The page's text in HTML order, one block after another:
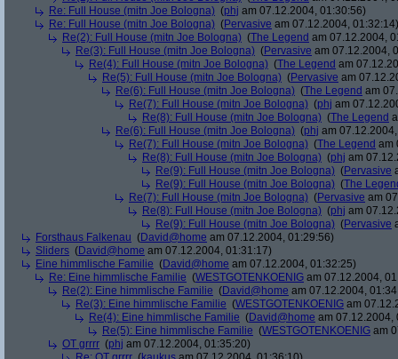
Re: Full House (mitn Joe Bologna) (phj am 07.12.2004, 01:30:56)
Re: Full House (mitn Joe Bologna) (Pervasive am 07.12.2004, 01:32:14)
Re(2): Full House (mitn Joe Bologna) (The Legend am 07.12.2004,
Re(3): Full House (mitn Joe Bologna) (Pervasive am 07.12.2004,
Re(4): Full House (mitn Joe Bologna) (The Legend am
Re(5): Full House (mitn Joe Bologna) (Pervasive am
Re(6): Full House (mitn Joe Bologna) (The Legend am
Re(7): Full House (mitn Joe Bologna) (phj am
Re(8): Full House (mitn Joe Bologna) (The Legend
Re(6): Full House (mitn Joe Bologna) (phj am
Re(7): Full House (mitn Joe Bologna) (The Legend am
Re(8): Full House (mitn Joe Bologna) (phj am
Re(9): Full House (mitn Joe Bologna) (Pervasive
Re(9): Full House (mitn Joe Bologna) (The
Re(7): Full House (mitn Joe Bologna) (Pervasive am
Re(8): Full House (mitn Joe Bologna) (phj am
Re(9): Full House (mitn Joe Bologna) (Pervasive
Forsthaus Falkenau (David@home am 07.12.2004, 01:29:56)
Sliders (David@home am 07.12.2004, 01:31:17)
Eine himmlische Familie (David@home am 07.12.2004, 01:32:25)
Re: Eine himmlische Familie (WESTGOTENKOENIG am 07.12.2004,
Re(2): Eine himmlische Familie (David@home am 07.12.2004,
Re(3): Eine himmlische Familie (WESTGOTENKOENIG am
Re(4): Eine himmlische Familie (David@home am 07.12.2004,
Re(5): Eine himmlische Familie (WESTGOTENKOENIG am
OT grrrr (phj am 07.12.2004, 01:35:20)